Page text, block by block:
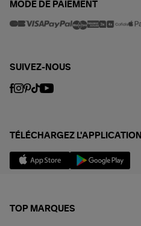
MODE DE PAIEMENT
SUIVEZ-NOUS
TÉLÉCHARGEZ L'APPLICATION
TOP MARQUES